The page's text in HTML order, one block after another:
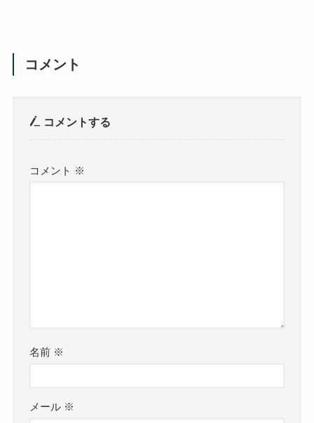
コメント
コメントする
コメント ※
名前 ※
メール ※